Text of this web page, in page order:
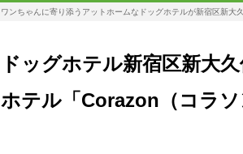
ワンちゃんに寄り添うアットホームなドッグホテルが新宿区新大
ドッグホテル新宿区新大
ホテル「Corazon（コラソ